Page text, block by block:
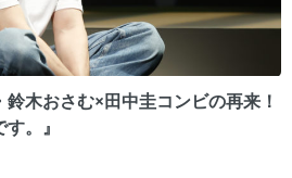
鈴木おさむ×田中圭コンビの再来！
。』